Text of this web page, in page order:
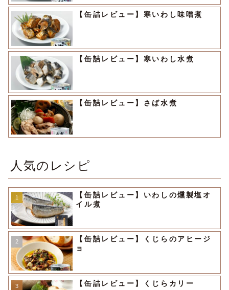
【缶詰レビュー】寒いわし味噌煮
【缶詰レビュー】寒いわし水煮
【缶詰レビュー】さば水煮
人気のレシピ
【缶詰レビュー】いわしの燻製塩オ
イル煮
【缶詰レビュー】くじらのアヒージ
ョ
【缶詰レビュー】くじらカリー